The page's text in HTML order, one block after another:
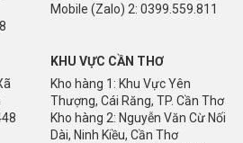
Mobile (Zalo) 2: 0399.559.811
KHU VỰC CẦN THƠ
Kho hàng 1: Khu Vực Yên
Thượng, Cái Răng, TP. Cần Thơ
Kho hàng 2: Nguyễn Văn Cừ Nối
Dài, Ninh Kiều, Cần Thơ